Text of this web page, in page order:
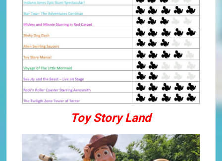
Toy Story Land